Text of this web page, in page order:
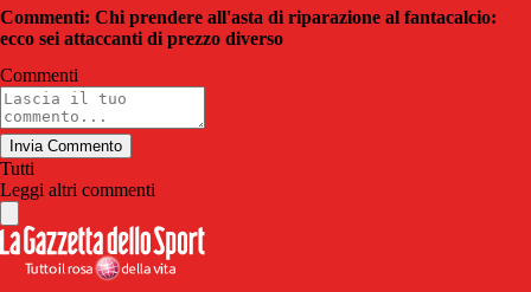
Commenti: Chi prendere all'asta di riparazione al fantacalcio:
ecco sei attaccanti di prezzo diverso
Commenti
Invia Commento
Tutti
Leggi altri commenti